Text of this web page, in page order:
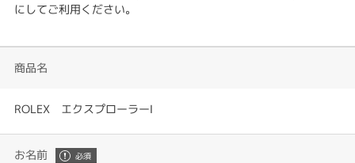
にしてご利用ください。
商品名
ROLEX エクスプローラーⅠ
お名前